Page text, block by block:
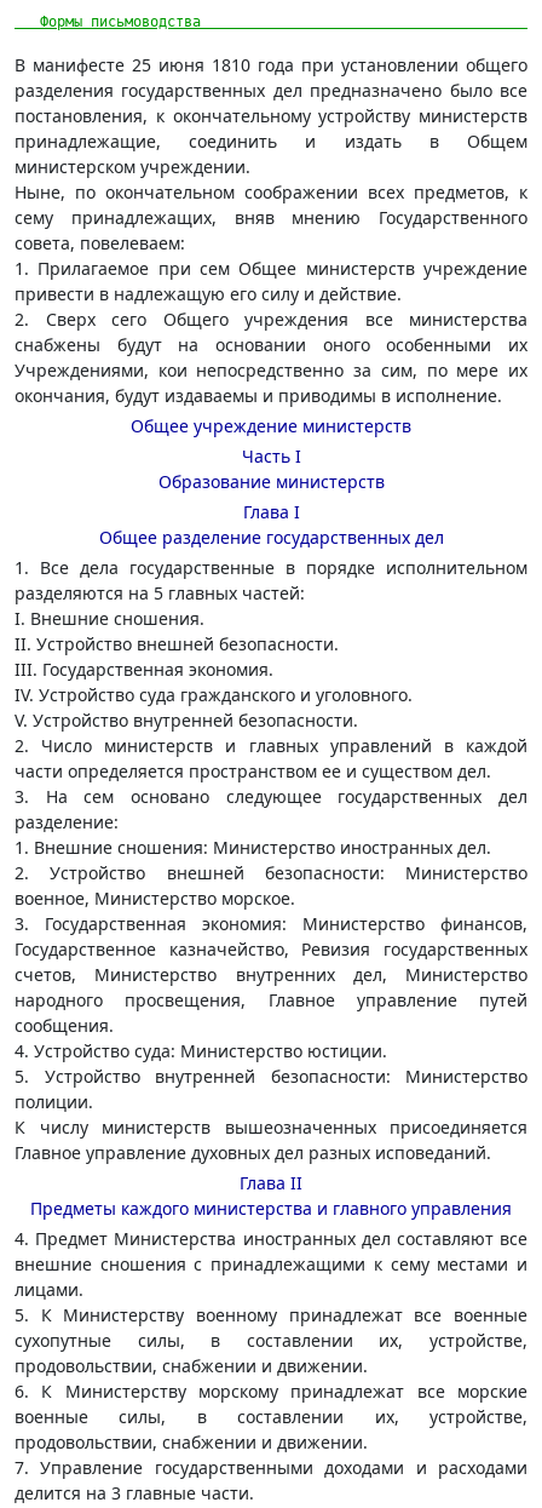
Формы
В манифесте 25 июня 1810 года при установлении общего
разделения государственных дел предназначено было все
постановления, к окончательному устройству министерств
принадлежащие, соединить и издать в Общем
министерском учреждении.
Ныне, по окончательном соображении всех предметов, к
сему принадлежащих, вняв мнению Государственного
совета, повелеваем:
1. Прилагаемое при сем Общее министерств учреждение
привести в надлежащую его силу и действие.
2. Сверх сего Общего учреждения все министерства
снабжены будут на основании оного особенными их
Учреждениями, кои непосредственно за сим, по мере их
окончания, будут издаваемы и приводимы в исполнение.
Общее учреждение министерств
Часть I
Образование министерств
Глава I
Общее разделение государственных дел
1. Все дела государственные в порядке исполнительном
разделяются на 5 главных частей:
I. Внешние сношения.
II. Устройство внешней безопасности.
III. Государственная экономия.
IV. Устройство суда гражданского и уголовного.
V. Устройство внутренней безопасности.
2. Число министерств и главных управлений в каждой
части определяется пространством ее и существом дел.
3. На сем основано следующее государственных дел
разделение:
1. Внешние сношения: Министерство иностранных дел.
2. Устройство внешней безопасности: Министерство
военное, Министерство морское.
3. Государственная экономия: Министерство финансов,
Государственное казначейство, Ревизия государственных
счетов, Министерство внутренних дел, Министерство
народного просвещения, Главное управление путей
сообщения.
4. Устройство суда: Министерство юстиции.
5. Устройство внутренней безопасности: Министерство
полиции.
К числу министерств вышеозначенных присоединяется
Главное управление духовных дел разных исповеданий.
Глава II
Предметы каждого министерства и главного управления
4. Предмет Министерства иностранных дел составляют все
внешние сношения с принадлежащими к сему местами и
лицами.
5. К Министерству военному принадлежат все военные
сухопутные силы, в составлении их, устройстве,
продовольствии, снабжении и движении.
6. К Министерству морскому принадлежат все морские
военные силы, в составлении их, устройстве,
продовольствии, снабжении и движении.
7. Управление государственными доходами и расходами
делится на 3 главные части.